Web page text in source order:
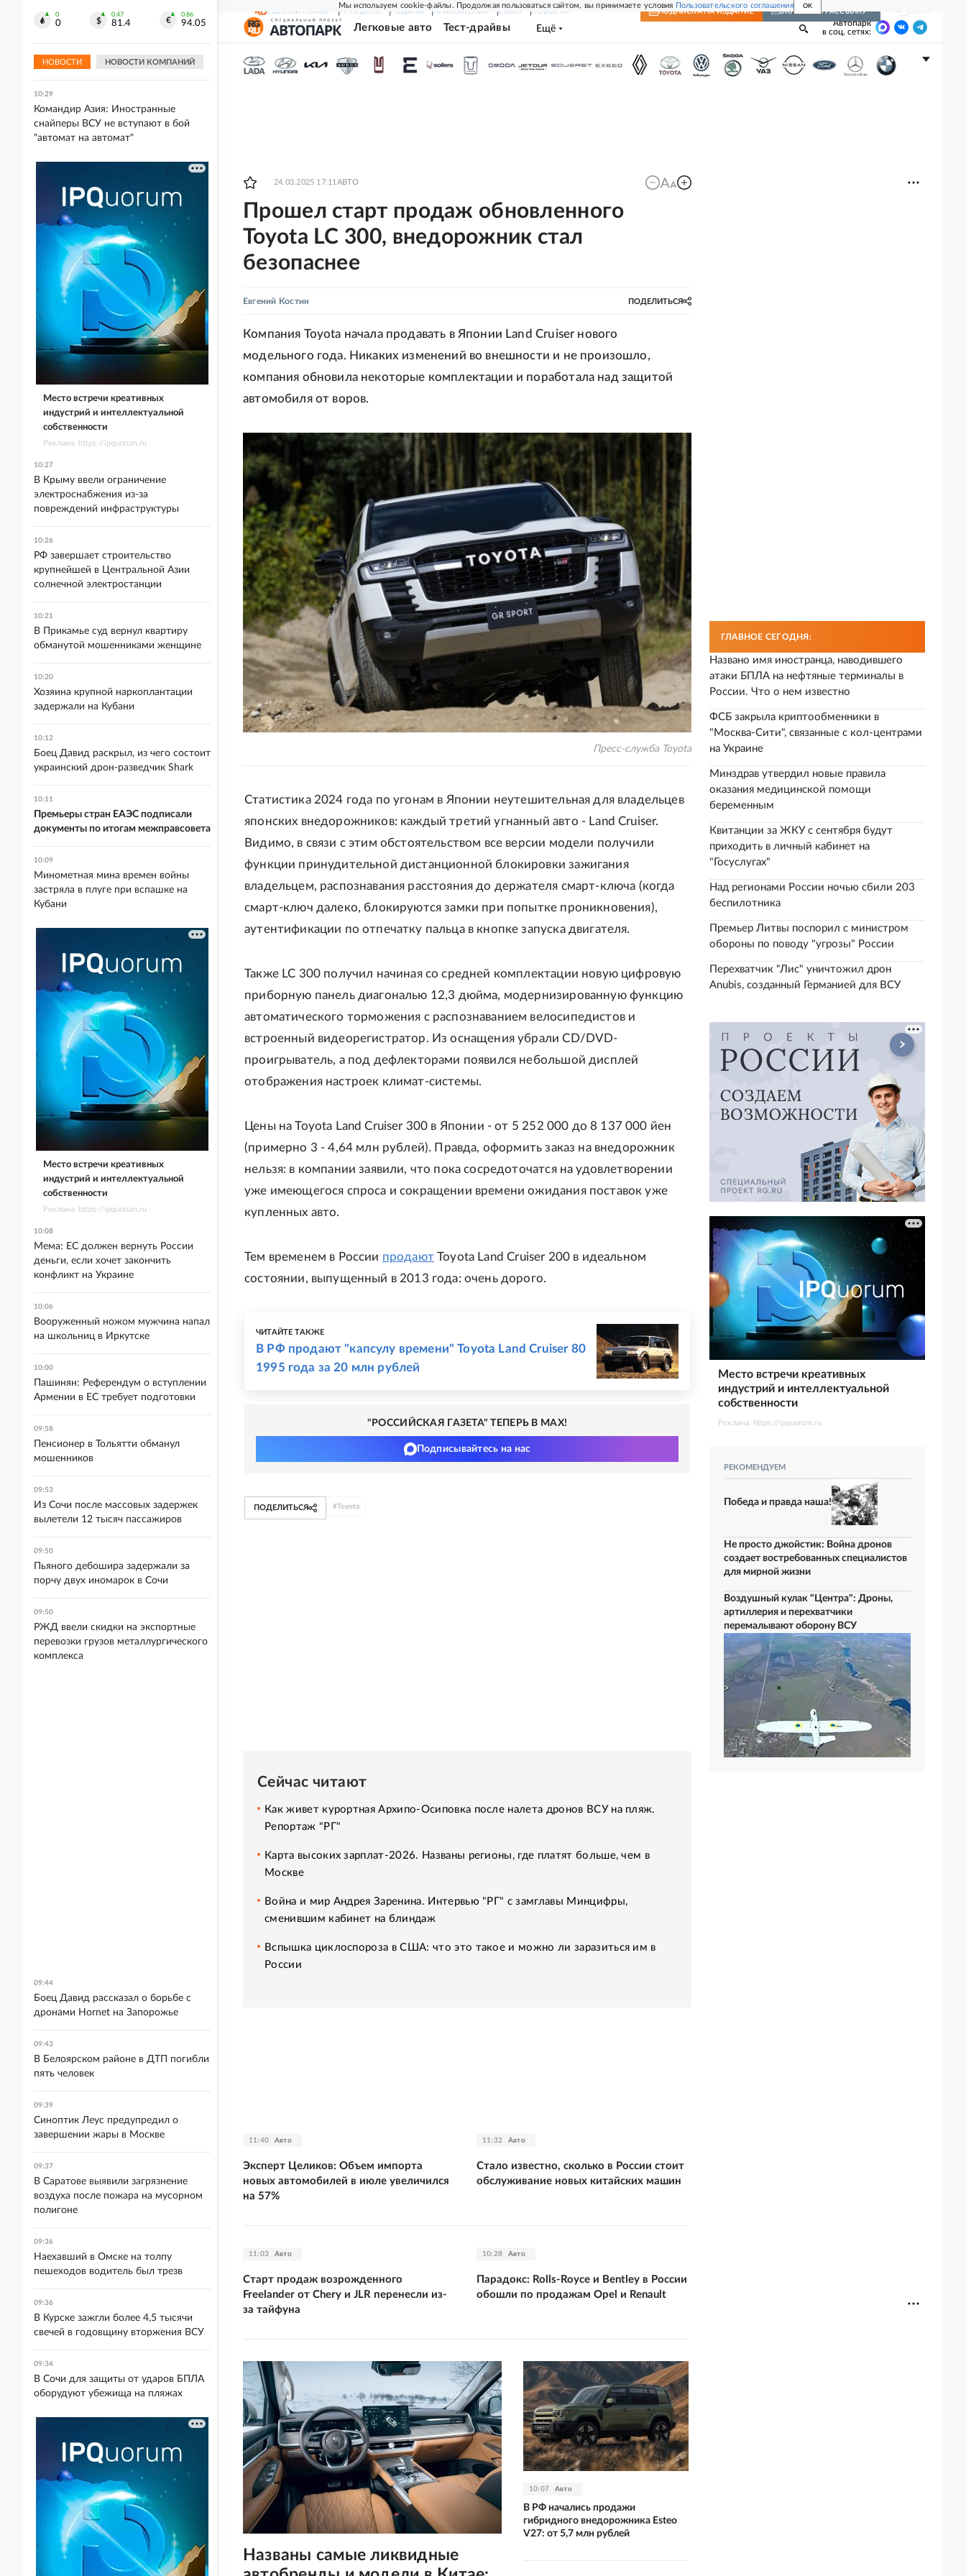
Мы используем cookie-файлы. Продолжая пользоваться сайтом, вы принимаете условия Пользовательского соглашения OK
СВЕЖИЙ НОМЕР РГ-НЕДЕЛЯ РОДИНА ПРИЛОЖЕНИЯ СОЮЗ НОВОСТИ ПОДПИСКА НА ИЗДАНИЕ ВКЛЮЧИТЬ РАССЫЛКУ
Легковые авто Тест-драйвы Ещё
Автопарк
в соц. сетях:
24.03.2025 17:11 АВТО
Прошел старт продаж обновленного
Toyota LC 300, внедорожник стал
безопаснее
Евгений Костин ПОДЕЛИТЬСЯ
Компания Toyota начала продавать в Японии Land Cruiser нового
модельного года. Никаких изменений во внешности и не произошло,
компания обновила некоторые комплектации и поработала над защитой
автомобиля от воров.
Пресс-служба Toyota
Статистика 2024 года по угонам в Японии неутешительная для владельцев
японских внедорожников: каждый третий угнанный авто - Land Cruiser.
Видимо, в связи с этим обстоятельством все версии модели получили
функции принудительной дистанционной блокировки зажигания
владельцем, распознавания расстояния до держателя смарт-ключа (когда
смарт-ключ далеко, блокируются замки при попытке проникновения),
аутентификации по отпечатку пальца в кнопке запуска двигателя.
Также LC 300 получил начиная со средней комплектации новую цифровую
приборную панель диагональю 12,3 дюйма, модернизированную функцию
автоматического торможения с распознаванием велосипедистов и
встроенный видеорегистратор. Из оснащения убрали CD/DVD-
проигрыватель, а под дефлекторами появился небольшой дисплей
отображения настроек климат-системы.
Цены на Toyota Land Cruiser 300 в Японии - от 5 252 000 до 8 137 000 йен
(примерно 3 - 4,64 млн рублей). Правда, оформить заказ на внедорожник
нельзя: в компании заявили, что пока сосредоточатся на удовлетворении
уже имеющегося спроса и сокращении времени ожидания поставок уже
купленных авто.
Тем временем в России продаютToyota Land Cruiser 200 в идеальном
состоянии, выпущенный в 2013 года: очень дорого.
ЧИТАЙТЕ ТАКЖЕ
В РФ продают "капсулу времени" Toyota Land Cruiser 80
1995 года за 20 млн рублей
"РОССИЙСКАЯ ГАЗЕТА" ТЕПЕРЬ В MAX!
Подписывайтесь на нас
ПОДЕЛИТЬСЯ #Toyota
Сейчас читают
Как живет курортная Архипо-Осиповка после налета дронов ВСУ на пляж.
Репортаж "РГ"
Карта высоких зарплат-2026. Названы регионы, где платят больше, чем в
Москве
Война и мир Андрея Заренина. Интервью "РГ" с замглавы Минцифры,
сменившим кабинет на блиндаж
Вспышка циклоспороза в США: что это такое и можно ли заразиться им в
России
11:40 Авто
Эксперт Целиков: Объем импорта
новых автомобилей в июле увеличился
на 57%
11:32 Авто
Стало известно, сколько в России стоит
обслуживание новых китайских машин
11:03 Авто
Старт продаж возрожденного
Freelander от Chery и JLR перенесли из-
за тайфуна
10:28 Авто
Парадокс: Rolls-Royce и Bentley в России
обошли по продажам Opel и Renault
Названы самые ликвидные
10:07 Авто
В РФ начались продажи
гибридного внедорожника Esteo
V27: от 5,7 млн рублей
ГЛАВНОЕ СЕГОДНЯ:
Названо имя иностранца, наводившего
атаки БПЛА на нефтяные терминалы в
России. Что о нем известно
ФСБ закрыла криптообменники в
"Москва-Сити", связанные с кол-центрами
на Украине
Минздрав утвердил новые правила
оказания медицинской помощи
беременным
Квитанции за ЖКУ с сентября будут
приходить в личный кабинет на
"Госуслугах"
Над регионами России ночью сбили 203
беспилотника
Премьер Литвы поспорил с министром
обороны по поводу "угрозы" России
Перехватчик "Лис" уничтожил дрон
Anubis, созданный Германией для ВСУ
Место встречи креативных
индустрий и интеллектуальной
собственности
Реклама. https://ipquorum.ru
РЕКОМЕНДУЕМ
Победа и правда наша!
Не просто джойстик: Война дронов
создает востребованных специалистов
для мирной жизни
Воздушный кулак "Центра": Дроны,
артиллерия и перехватчики
перемалывают оборону ВСУ
0
0
0.47
81.4
0.86
94.05
НОВОСТИ НОВОСТИ КОМПАНИЙ
10:32
бизнес
10:29
Командир Азия: Иностранные
снайперы ВСУ не вступают в бой
"автомат на автомат"
Место встречи креативных
индустрий и интеллектуальной
собственности
Реклама. https://ipquorum.ru
10:27
В Крыму ввели ограничение
электроснабжения из-за
повреждений инфраструктуры
10:26
РФ завершает строительство
крупнейшей в Центральной Азии
солнечной электростанции
10:21
В Прикамье суд вернул квартиру
обманутой мошенниками женщине
10:20
Хозяина крупной наркоплантации
задержали на Кубани
10:12
Боец Давид раскрыл, из чего состоит
украинский дрон-разведчик Shark
10:11
Премьеры стран ЕАЭС подписали
документы по итогам межправсовета
10:09
Минометная мина времен войны
застряла в плуге при вспашке на
Кубани
Место встречи креативных
индустрий и интеллектуальной
собственности
Реклама. https://ipquorum.ru
10:08
Мема: ЕС должен вернуть России
деньги, если хочет закончить
конфликт на Украине
10:06
Вооруженный ножом мужчина напал
на школьниц в Иркутске
10:00
Пашинян: Референдум о вступлении
Армении в ЕС требует подготовки
09:58
Пенсионер в Тольятти обманул
мошенников
09:53
Из Сочи после массовых задержек
вылетели 12 тысяч пассажиров
09:50
Пьяного дебошира задержали за
порчу двух иномарок в Сочи
09:50
РЖД ввели скидки на экспортные
перевозки грузов металлургического
комплекса
09:44
Боец Давид рассказал о борьбе с
дронами Hornet на Запорожье
09:43
В Белоярском районе в ДТП погибли
пять человек
09:39
Синоптик Леус предупредил о
завершении жары в Москве
09:37
В Саратове выявили загрязнение
воздуха после пожара на мусорном
полигоне
09:36
Наехавший в Омске на толпу
пешеходов водитель был трезв
09:36
В Курске зажгли более 4,5 тысячи
свечей в годовщину вторжения ВСУ
09:34
В Сочи для защиты от ударов БПЛА
оборудуют убежища на пляжах